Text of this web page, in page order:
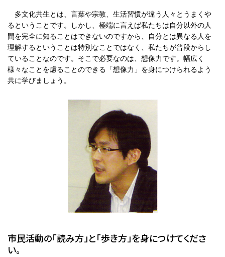
多文化共生とは、言葉や宗教、生活習慣が違う人々とうまくや
るということです。しかし、極端に言えば私たちは自分以外の人
間を完全に知ることはできないのですから、自分とは異なる人を
理解するということは特別なことではなく、私たちが普段からし
ていることなのです。そこで必要なのは、想像力です。幅広く
様々なことを慮ることのできる「想像力」を身につけられるよう
共に学びましょう。
市民活動の「読み方」と「歩き方」を身につけてくださ
い。